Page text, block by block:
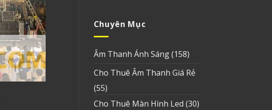
Chuyên Mục
Âm Thanh Ánh Sáng(158)
Cho Thuê Âm Thanh Giá Rẻ
(55)
Cho Thuê Màn Hình Led (30)